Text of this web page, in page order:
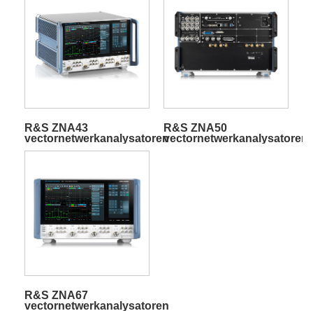
R&S ZNA43
vectornetwerkanalysatoren
R&S ZNA50
vectornetwerkanalysatoren
R&S ZNA67
vectornetwerkanalysatoren